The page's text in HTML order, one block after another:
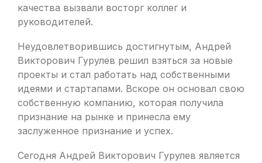
качества вызвали восторг коллег и
руководителей.
Неудовлетворившись достигнутым, Андрей
Викторович Гурулев решил взяться за новые
проекты и стал работать над собственными
идеями и стартапами. Вскоре он основал свою
собственную компанию, которая получила
признание на рынке и принесла ему
заслуженное признание и успех.
Сегодня Андрей Викторович Гурулев является